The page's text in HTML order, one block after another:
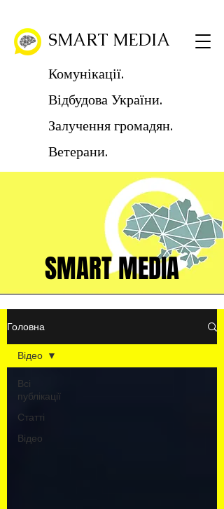
SMART MEDIA
Комунікації.
Відбудова України.
Залучення громадян.
Ветерани.
SMART MEDIA
Головна
Всі
публікації
Статті
Відео
Відео